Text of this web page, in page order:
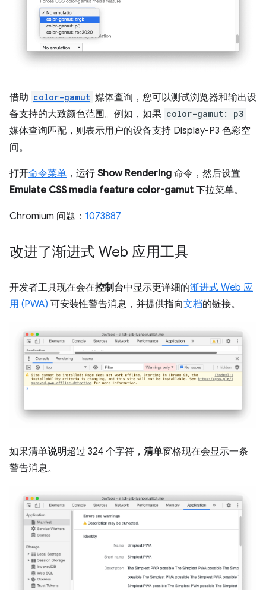
借助 color-gamut 媒体查询，您可以测试浏览器和输出设
备支持的大致颜色范围。例如，如果 color-gamut: p3
媒体查询匹配，则表示用户的设备支持 Display-P3 色彩空
间。
打开命令菜单 ，运行 Show Rendering 命令，然后设置
Emulate CSS media feature color-gamut 下拉菜单。
Chromium 问题： 1073887
改进了渐进式 Web 应用工具
开发者工具现在会在控制台中显示更详细的渐进式 Web 应
用 (PWA) 可安装性警告消息，并提供指向文档的链接。
如果清单说明超过 324 个字符， 清单窗格现在会显示一条
警告消息。